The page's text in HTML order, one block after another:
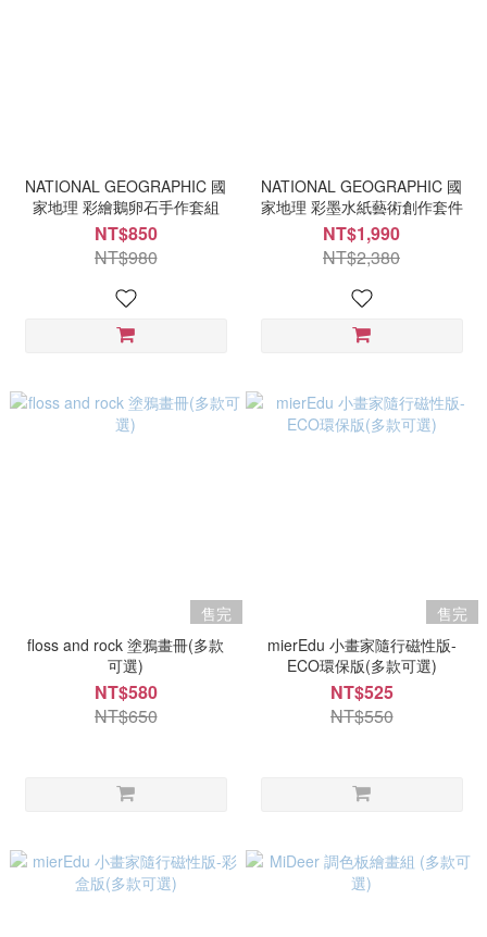
NATIONAL GEOGRAPHIC 國
家地理 彩繪鵝卵石手作套組
NT$850
NT$980
NATIONAL GEOGRAPHIC 國
家地理 彩墨水紙藝術創作套件
NT$1,990
NT$2,380
售完
floss and rock 塗鴉畫冊(多款
可選)
NT$580
NT$650
售完
mierEdu 小畫家隨行磁性版-
ECO環保版(多款可選)
NT$525
NT$550